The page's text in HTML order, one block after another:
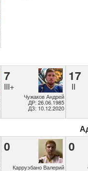
7
III+
Чужаков Андрей
ДР: 26.06.1985
ДЗ: 10.12.2020
17
II
0
Карруэбано Валерий
0